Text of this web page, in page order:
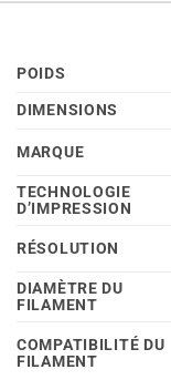
POIDS
DIMENSIONS
MARQUE
TECHNOLOGIE
D’IMPRESSION
RÉSOLUTION
DIAMÈTRE DU
FILAMENT
COMPATIBILITÉ DU
FILAMENT